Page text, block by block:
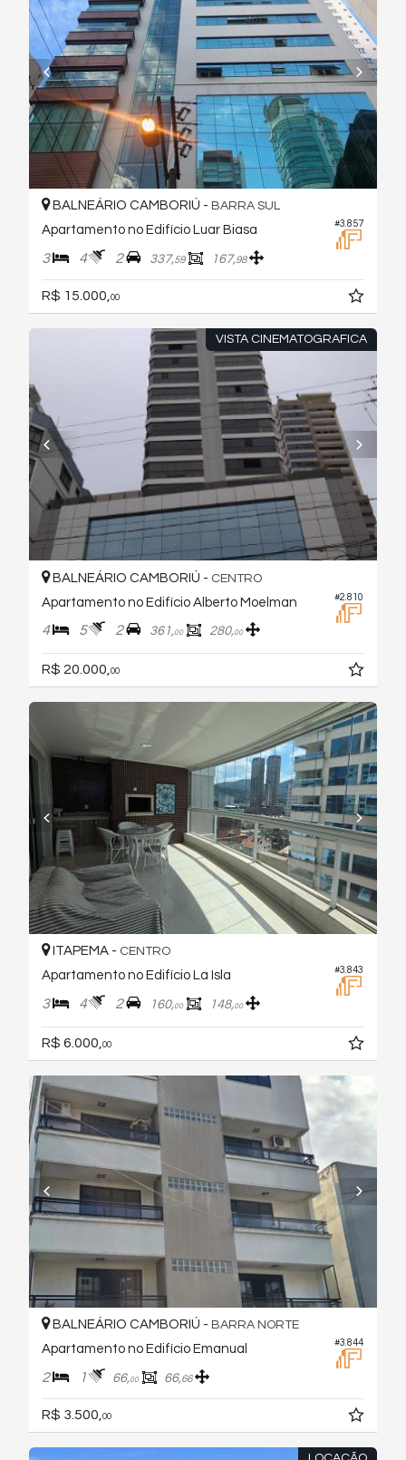
#3.857
BALNEÁRIO CAMBORIÚ - BARRA SUL
Apartamento no Edifício Luar Biasa
3 4 2 337,59 167,98
R$ 15.000,00
VISTA CINEMATOGRAFICA
#2.810
BALNEÁRIO CAMBORIÚ - CENTRO
Apartamento no Edifício Alberto Moelman
4 5 2 361,00 280,00
R$ 20.000, 00
#3.843
ITAPEMA - CENTRO
Apartamento no Edifício La Isla
3 4 2 160,00 148,00
R$ 6.000, 00
#3.844
BALNEÁRIO CAMBORIÚ - BARRA NORTE
Apartamento no Edifício Emanual
2 1 66,00 66,66
R$ 3.500,00